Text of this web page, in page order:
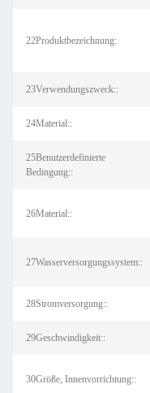
22Produktbezeichnung:
23Verwendungszweck::
24Material::
25Benutzerdefinierte
Bedingung::
26Material::
27Wasserversorgungssystem::
28Stromversorgung::
29Geschwindigkeit::
30Größe, Innenvorrichtung::